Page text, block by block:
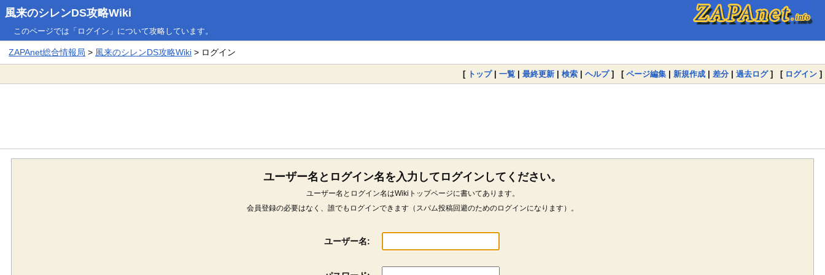
風来のシレンDS攻略Wiki
このページでは「ログイン」について攻略しています。
ZAPAnet総合情報局 > 風来のシレンDS攻略Wiki > ログイン
[ トップ| 一覧 | 最終更新 | 検索 | ヘルプ] [ ページ編集 | 新規作成 | 差分 | 過去ログ] [ ログイン ]
ユーザー名とログイン名を入力してログインしてください。
ユーザー名とログイン名はWikiトップページに書いてあります。
会員登録の必要はなく、誰でもログインできます（スパム投稿回避のためのログインになります）。
ユーザー名: